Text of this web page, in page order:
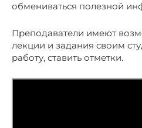
обмениваться полезной
Преподаватели имеют
лекции и задания своим
работу, ставить отметки.